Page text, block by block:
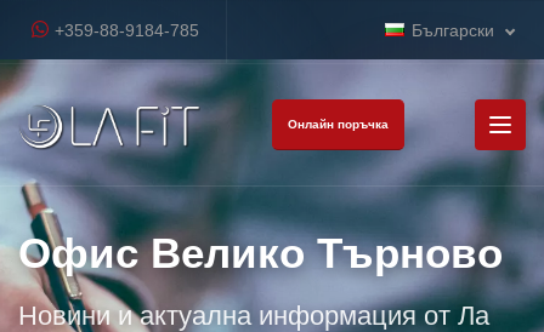
+359-88-9184-785 Български
Онлайн поръчка
Офис Велико Търново
Новини и актуална информация от Ла